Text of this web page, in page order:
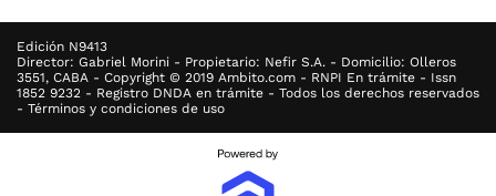
Edición N9413
Director: Gabriel Morini - Propietario: Nefir S.A. - Domicilio: Olleros
3551, CABA - Copyright © 2019 Ambito.com - RNPI En trámite - Issn
1852 9232 - Registro DNDA en trámite - Todos los derechos reservados
- Términos y condiciones de uso